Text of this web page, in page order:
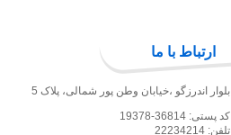
ارتباط با ما
بلوار اندرزگو ،خیابان وطن پور شمالی، پلاک 5
کد پستی: 36814-19378
تلفن: 22234214